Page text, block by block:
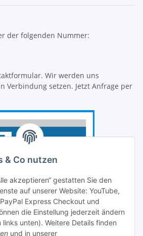
& Co nutzen
akzeptieren“ gestatten Sie den
auf unserer Website: YouTube,
Express Checkout und
die Einstellung jederzeit ändern
unten). Weitere Details finden
und in unserer
der folgenden Nummer:
Wir werden uns
Verbindung setzen. Jetzt Anfrage per